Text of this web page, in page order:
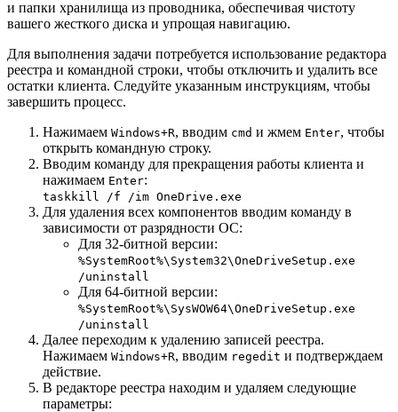
и папки хранилища из проводника, обеспечивая чистоту
вашего жесткого диска и упрощая навигацию.
Для выполнения задачи потребуется использование редактора
реестра и командной строки, чтобы отключить и удалить все
остатки клиента. Следуйте указанным инструкциям, чтобы
завершить процесс.
Нажимаем Windows+R, вводим cmd и жмем Enter, чтобы
открыть командную строку.
Вводим команду для прекращения работы клиента и
нажимаем Enter:
taskkill /f /im OneDrive.exe
Для удаления всех компонентов вводим команду в
зависимости от разрядности ОС:
Для 32-битной версии:
%SystemRoot%\System32\OneDriveSetup.exe
/uninstall
Для 64-битной версии:
%SystemRoot%\SysWOW64\OneDriveSetup.exe
/uninstall
Далее переходим к удалению записей реестра.
Нажимаем Windows+R, вводим regedit и подтверждаем
действие.
В редакторе реестра находим и удаляем следующие
параметры: